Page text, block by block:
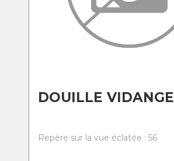
DOUILLE VIDANGE
Repère sur la vue éclatée : 56